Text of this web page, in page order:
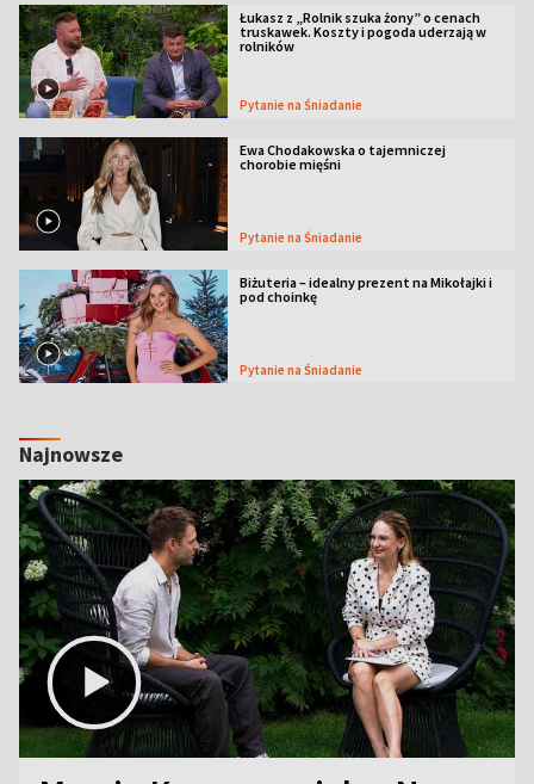
Łukasz z „Rolnik szuka żony” o cenach
truskawek. Koszty i pogoda uderzają w
rolników
Pytanie na Śniadanie
Ewa Chodakowska o tajemniczej
chorobie mięśni
Pytanie na Śniadanie
Biżuteria – idealny prezent na Mikołajki i
pod choinkę
Pytanie na Śniadanie
Najnowsze